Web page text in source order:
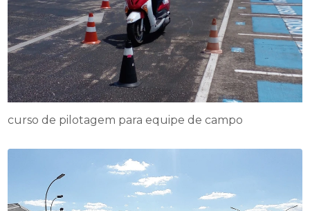
curso de pilotagem para equipe de campo